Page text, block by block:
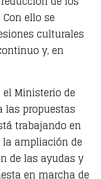
ello se
culturales
y, en
Ministerio de
las propuestas
trabajando en
ampliación de
de las ayudas y
en marcha de